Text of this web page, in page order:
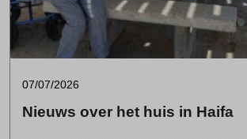
07/07/2026
Nieuws over het huis in Haifa